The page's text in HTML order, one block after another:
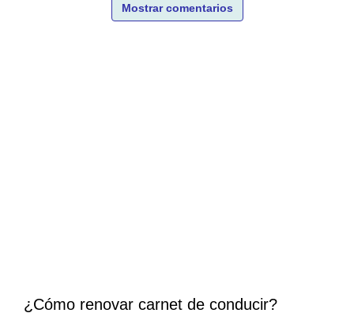
Mostrar comentarios
¿Cómo renovar carnet de conducir?